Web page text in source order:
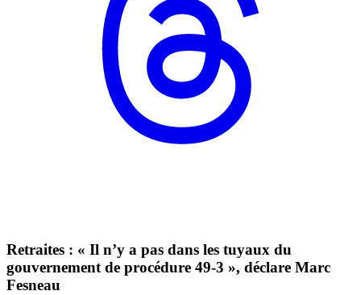
Retraites : « Il n’y a pas dans les tuyaux du
gouvernement de procédure 49-3 », déclare Marc
Fesneau